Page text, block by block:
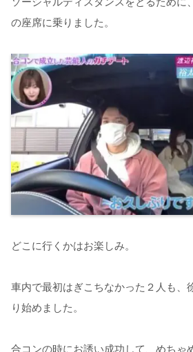
の座席に乗りました。
どこに行くかはお楽しみ。
車内で最初はぎこちなかった２人も、
り始めました。
合コンの時にお誘い成功して、めちゃ